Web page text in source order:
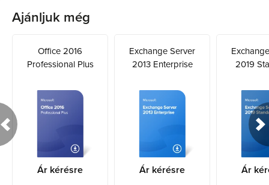
Ajánljuk még
Office 2016
Professional Plus
Ár kérésre
Exchange Server
2013 Enterprise
Ár kérésre
2019
Ár